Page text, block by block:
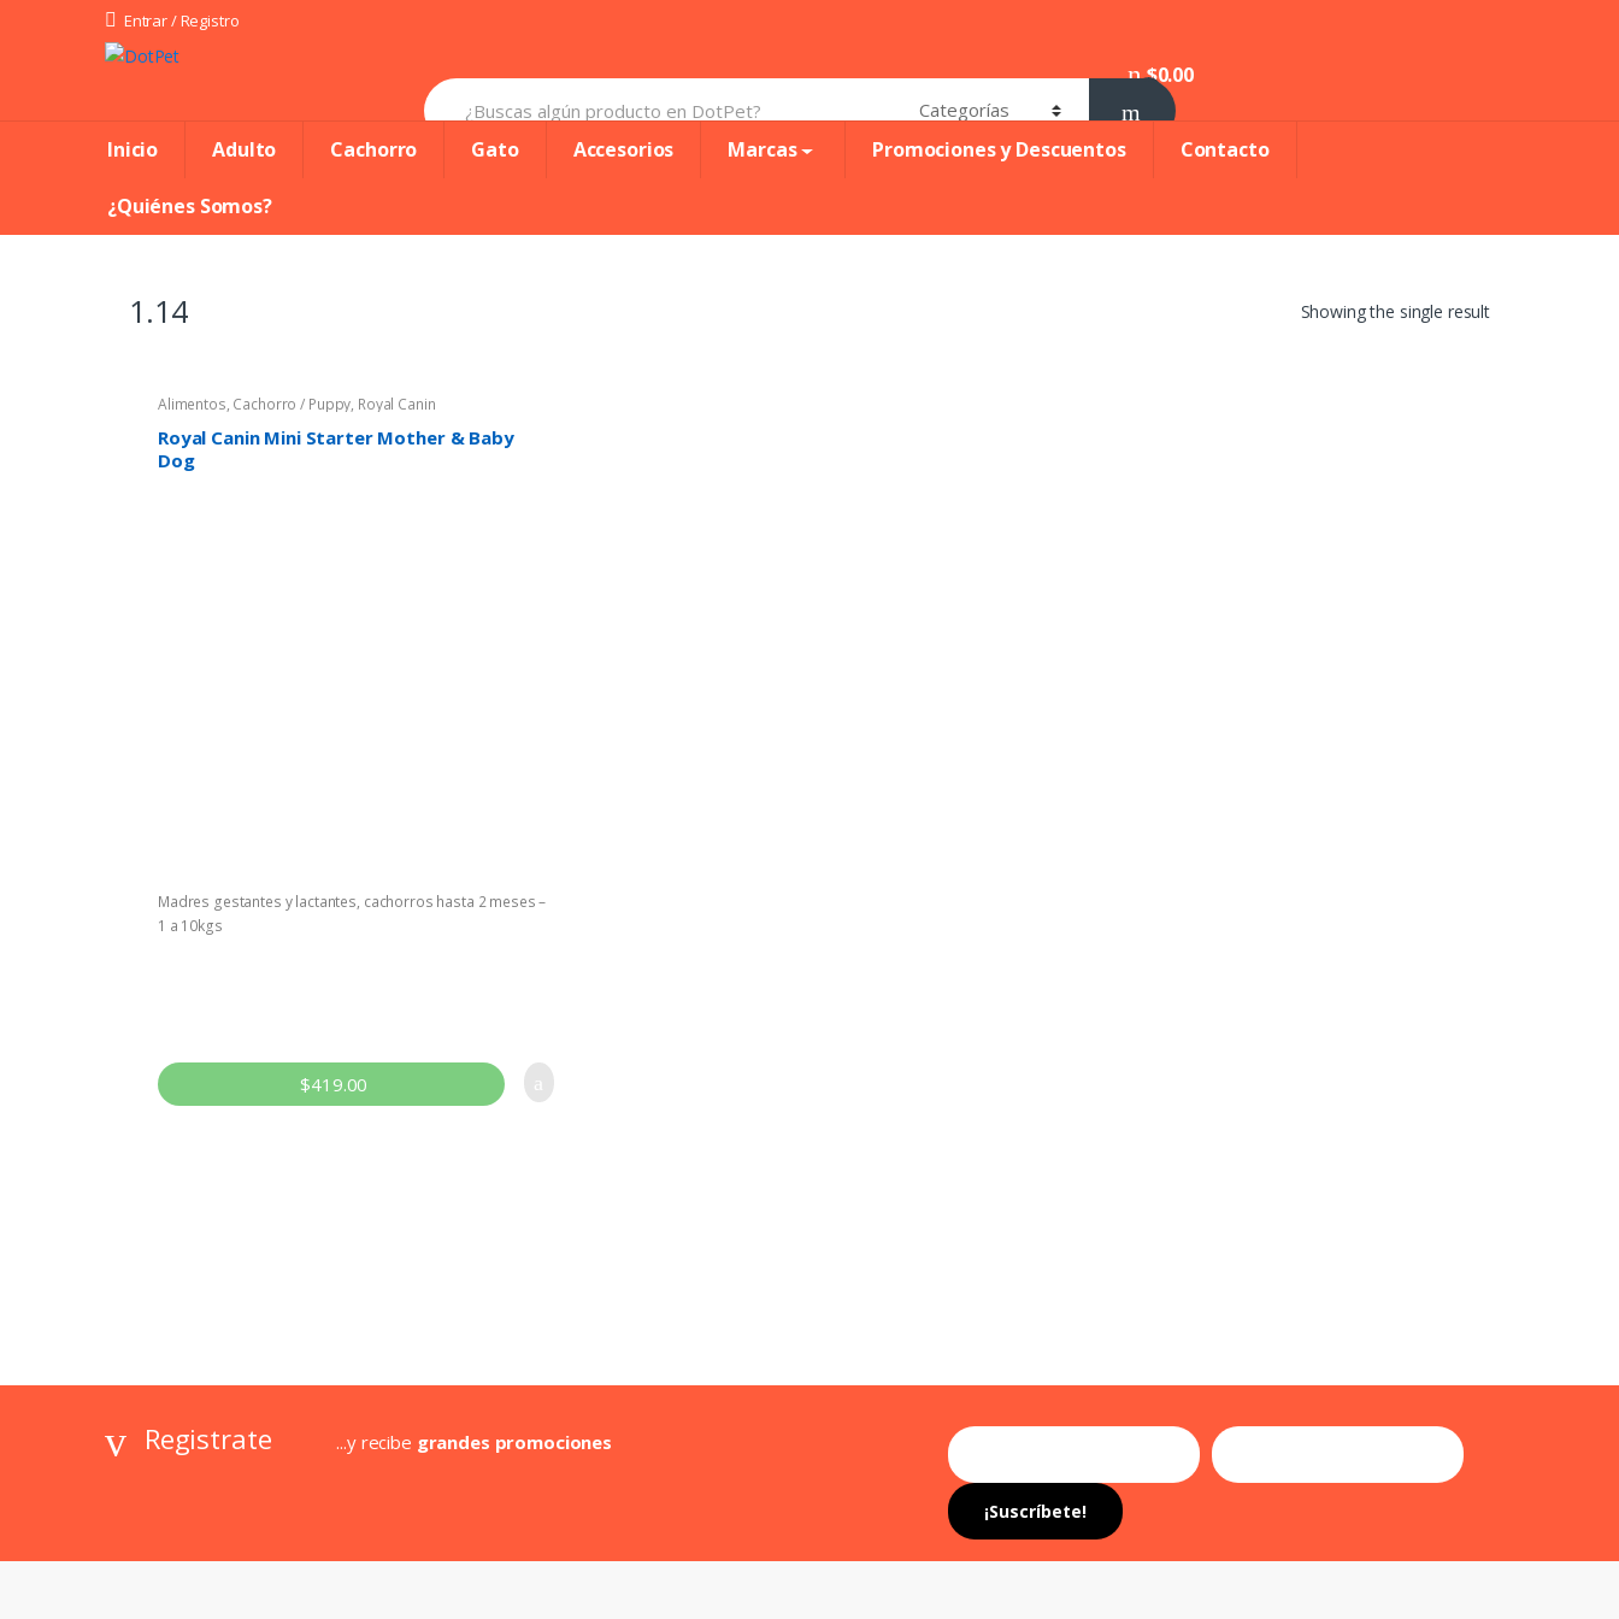
Entrar / Registro
$0.00
Inicio Adulto Cachorro Gato Accesorios Marcas Promociones y Descuentos Contacto
¿Quiénes Somos?
1.14 Showing the single result
Alimentos, Cachorro / Puppy, Royal Canin
Royal Canin Mini Starter Mother & Baby
Dog
Madres gestantes y lactantes, cachorros hasta 2 meses –
1 a 10kgs
$419.00
Registrate ...y recibe grandes promociones